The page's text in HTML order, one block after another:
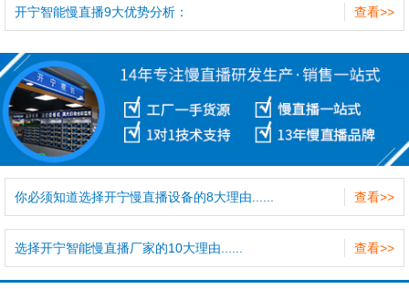
查看>>
开宁智能慢直播9大优势分析：
查看>>
你必须知道选择开宁慢直播设备的8大理由......
查看>>
选择开宁智能慢直播厂家的10大理由......